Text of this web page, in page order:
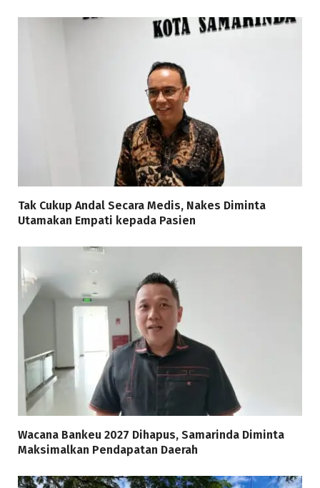
Tak Cukup Andal Secara Medis, Nakes Diminta
Utamakan Empati kepada Pasien
Wacana Bankeu 2027 Dihapus, Samarinda Diminta
Maksimalkan Pendapatan Daerah